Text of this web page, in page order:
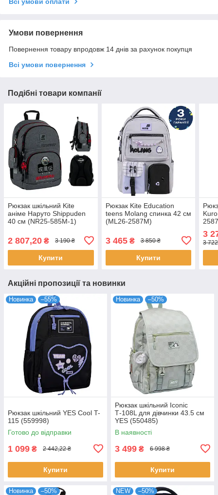
Умови повернення
Повернення товару впродовж 14 днів за рахунок покупця
Всі умови повернення
Подібні товари компанії
Рюкзак шкільний Kite
аніме Наруто Shippuden
40 см (NR25-585M-1)
2 807,20 ₴ 3 190 ₴
Купити
Рюкзак Kite Education
teens Molang спинка 42 см
(ML26-2587M)
3 465₴ 3 850 ₴
Купити
3
3
Акційні пропозиції та новинки
Новинка –55%
Рюкзак шкільний YES Cool T-
115 (559998)
Готово до відправки
1 099 ₴ 2 442,22 ₴
Купити
Новинка –50%
Рюкзак шкільний Iconic
Т-108L для дівчинки 43.5 см
YES (550485)
В наявності
3 499 ₴ 6 998 ₴
Купити
Новинка –50% NEW –50%